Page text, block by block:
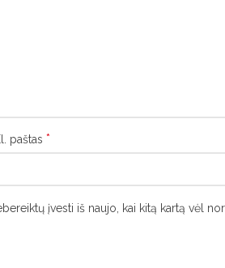
paštas *
įvesti iš naujo, kai kitą kartą vėl